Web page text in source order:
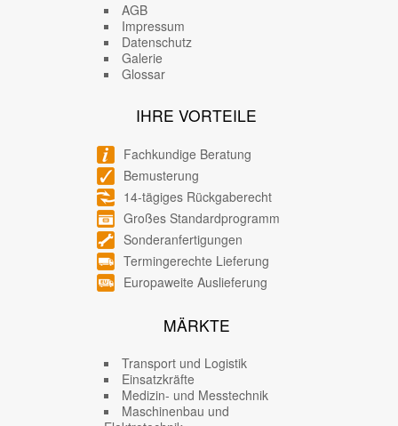
AGB
Impressum
Datenschutz
Galerie
Glossar
IHRE VORTEILE
Fachkundige Beratung
Bemusterung
14-tägiges Rückgaberecht
Großes Standardprogramm
Sonderanfertigungen
Termingerechte Lieferung
Europaweite Auslieferung
MÄRKTE
Transport und Logistik
Einsatzkräfte
Medizin- und Messtechnik
Maschinenbau und